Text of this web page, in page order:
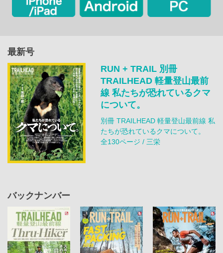
最新号
RUN + TRAIL 別冊
TRAILHEAD 軽量登山最前
線 私たちが恐れているクマ
について。
別冊 TRAILHEAD 軽量登山最前線 私
たちが恐れているクマについて。
全130ページ / 三栄
バックナンバー